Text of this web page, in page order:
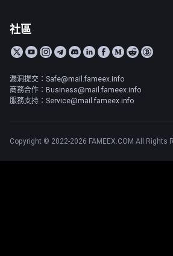
社區
漏洞提交：Safe@mail.fameex.info
商務合作：Business@mail.fameex.info
服務支持：Service@mail.fameex.info
Copyright © 2022-2026 FAMEEX.COM All Rights